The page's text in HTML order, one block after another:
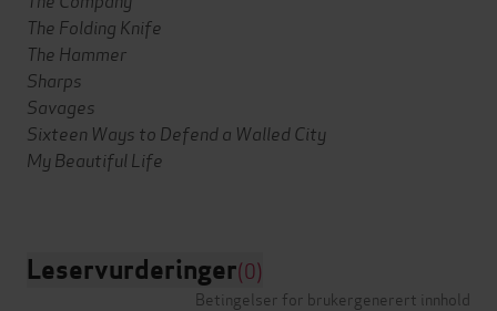
The Folding Knife
The Hammer
Sharps
Savages
Sixteen Ways to Defend a Walled City
My Beautiful Life
Leservurderinger(0)
Betingelser for brukergenerert innhold